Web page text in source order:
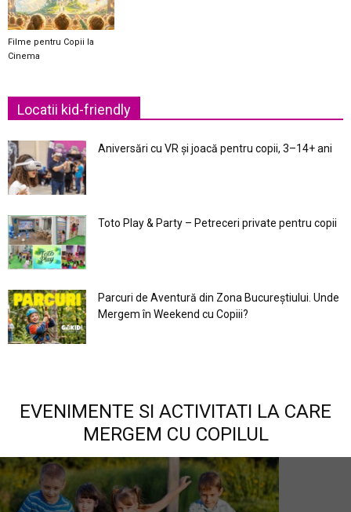
Filme pentru Copii la
Cinema
Locatii kid-friendly
Aniversări cu VR și joacă pentru copii, 3–14+ ani
Toto Play & Party – Petreceri private pentru copii
Parcuri de Aventură din Zona Bucureştiului. Unde
Mergem în Weekend cu Copiii?
EVENIMENTE SI ACTIVITATI LA CARE
MERGEM CU COPILUL